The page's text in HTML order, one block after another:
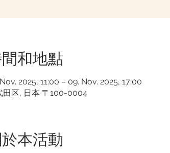
和地點
2025, 11:00 – 09. Nov. 2025, 17:00
田区, 日本 〒100-0004
本活動